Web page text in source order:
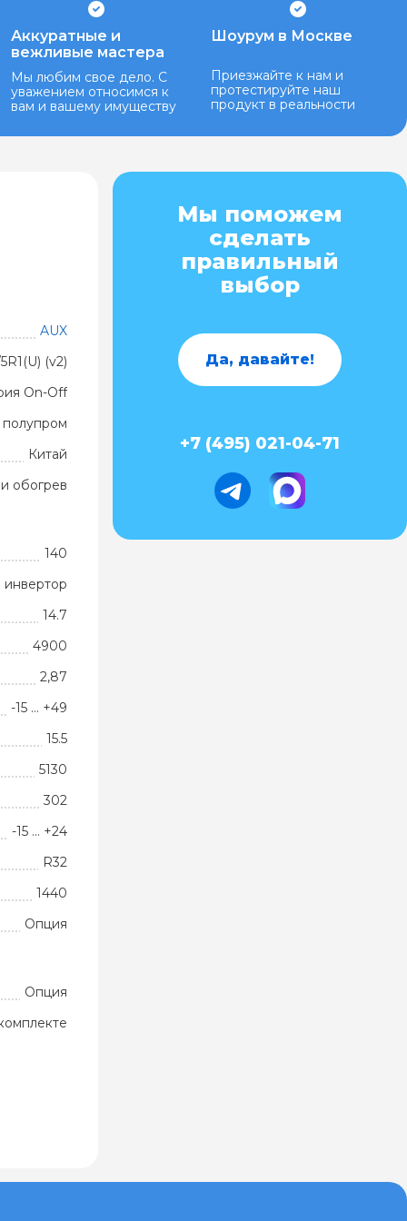
Аккуратные и
вежливые мастера
Мы любим свое дело. С
уважением относимся к
вам и вашему имуществу
Шоурум в Москве
Приезжайте к нам и
протестируйте наш
продукт в реальности
AUX
(v2)
On-Off
Китай
обогрев
140
14.7
4900
2,87
-15 … +49
15.5
5130
302
-15 … +24
R32
1440
Опция
Опция
Мы поможем
сделать
правильный
выбор
Да, давайте!
+7 (495) 021-04-71